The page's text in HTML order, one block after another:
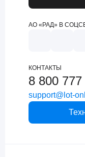
АО «РАД» В
КОНТАКТЫ
8 800
support@lot-